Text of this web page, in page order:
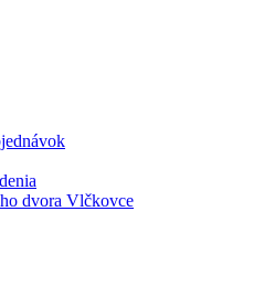
dvora Vlčkovce